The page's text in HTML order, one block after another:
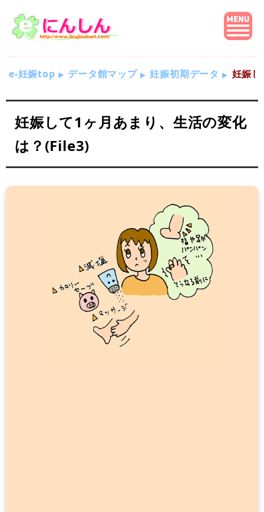
e-妊娠top データ館マップ 妊娠初期データ 妊娠
妊娠して1ヶ月あまり、生活の変化
は？(File3)